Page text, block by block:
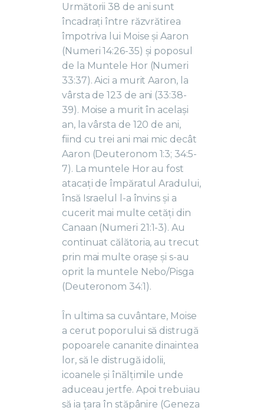
Următorii 38 de ani sunt
încadrați între răzvrătirea
împotriva lui Moise și Aaron
(Numeri 14:26-35) și poposul
de la Muntele Hor (Numeri
33:37). Aici a murit Aaron, la
vârsta de 123 de ani (33:38-
39). Moise a murit în același
an, la vârsta de 120 de ani,
fiind cu trei ani mai mic decât
Aaron (Deuteronom 1:3; 34:5-
7). La muntele Hor au fost
atacați de împăratul Aradului,
însă Israelul l-a învins și a
cucerit mai multe cetăți din
Canaan (Numeri 21:1-3). Au
continuat călătoria, au trecut
prin mai multe orașe și s-au
oprit la muntele Nebo/Pisga
(Deuteronom 34:1).
În ultima sa cuvântare, Moise
a cerut poporului să distrugă
popoarele cananite dinaintea
lor, să le distrugă idolii,
icoanele și înălțimile unde
aduceau jertfe. Apoi trebuiau
să ia țara în stăpânire (Geneza